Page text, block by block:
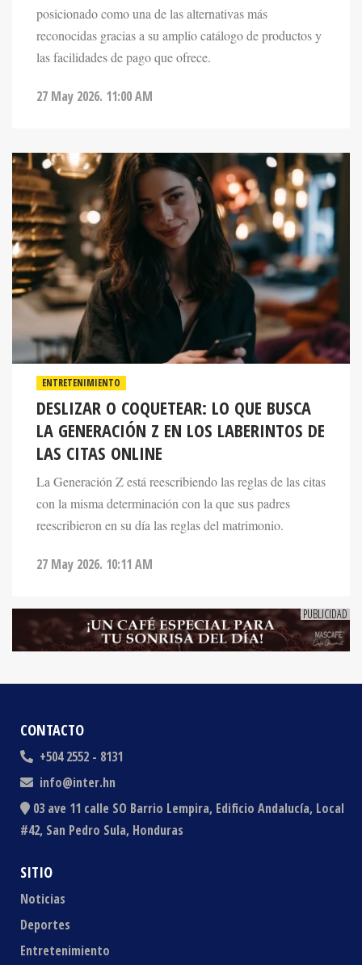
reconocidas gracias a su amplio catálogo de productos y
las facilidades de pago que ofrece.
ENTRETENIMIENTO
DESLIZAR O COQUETEAR: LO QUE BUSCA
LA GENERACIÓN Z EN LOS LABERINTOS DE
LAS CITAS ONLINE
La Generación Z está reescribiendo las reglas de las citas
con la misma determinación con la que sus padres
reescribieron en su día las reglas del matrimonio.
CONTACTO
+504 2552 - 8131
info@inter.hn
03 ave 11 calle SO Barrio Lempira, Edificio Andalucía, Local
#42, San Pedro Sula, Honduras
SITIO
Noticias
Deportes
Entretenimiento